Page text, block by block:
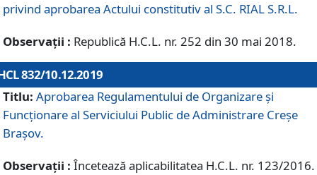
privind aprobarea Actului constitutiv al S.C. RIAL S.R.L.
Observații : Republică H.C.L. nr. 252 din 30 mai 2018.
832/10.12.2019
Titlu: Aprobarea Regulamentului de Organizare și
Funcționare al Serviciului Public de Administrare Creșe
Brașov.
Observații : Încetează aplicabilitatea H.C.L. nr. 123/2016.